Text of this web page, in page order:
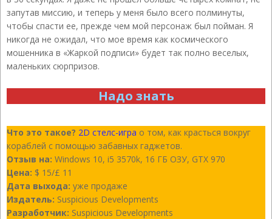
запутав миссию, и теперь у меня было всего полминуты,
чтобы спасти ее, прежде чем мой персонаж был пойман. Я
никогда не ожидал, что мое время как космического
мошенника в «Жаркой подписи» будет так полно веселых,
маленьких сюрпризов.
Надо знать
Что это такое? 2D стелс-игра о том, как красться вокруг
кораблей с помощью забавных гаджетов.
Отзыв на: Windows 10, i5 3570k, 16 ГБ ОЗУ, GTX 970
Цена: $ 15/£ 11
Дата выхода: уже продаже
Издатель: Suspicious Developments
Разработчик: Suspicious Developments